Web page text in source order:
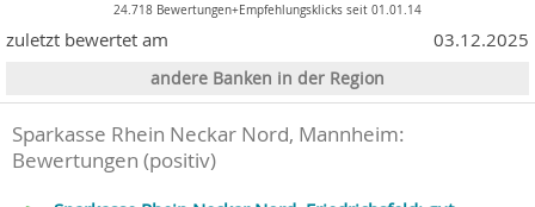
24.718 Bewertungen+Empfehlungsklicks seit 01.01.14
zuletzt bewertet am 03.12.2025
andere Banken in der Region
Sparkasse Rhein Neckar Nord, Mannheim:
Bewertungen (positiv)